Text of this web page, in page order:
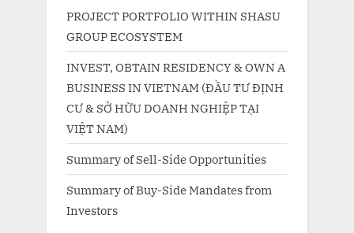
PROJECT PORTFOLIO WITHIN SHASU
GROUP ECOSYSTEM
INVEST, OBTAIN RESIDENCY & OWN A
BUSINESS IN VIETNAM (ĐẦU TƯ ĐỊNH
CƯ & SỞ HỮU DOANH NGHIỆP TẠI
VIỆT NAM)
Summary of Sell-Side Opportunities
Summary of Buy-Side Mandates from
Investors